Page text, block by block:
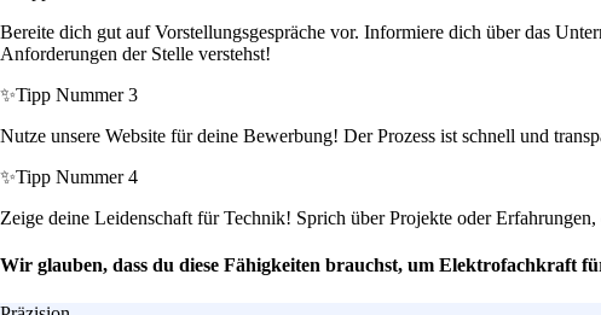
Bereite dich gut auf Vorstellungsgespräche vor. Informiere dich über das
Anforderungen der Stelle verstehst!
✨Tipp Nummer 3
Nutze unsere Website für deine Bewerbung! Der Prozess ist schnell und
✨Tipp Nummer 4
Zeige deine Leidenschaft für Technik! Sprich über Projekte oder
Wir glauben, dass du diese Fähigkeiten brauchst, um Elektrofachkraft